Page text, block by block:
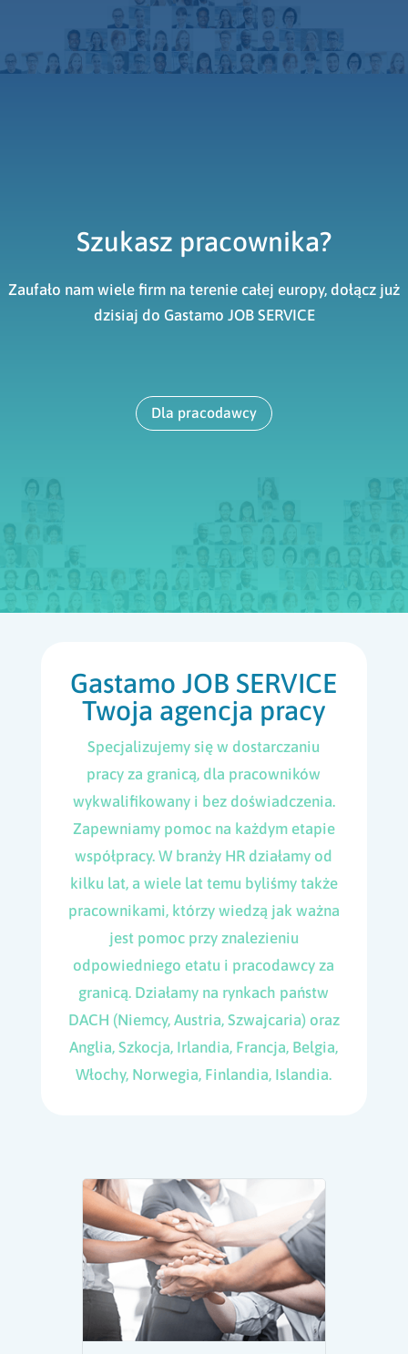
Szukasz pracownika?
Zaufało nam wiele firm na terenie całej europy, dołącz już
dzisiaj do Gastamo JOB SERVICE
Dla pracodawcy
Gastamo JOB SERVICE
Twoja agencja pracy
Specjalizujemy się w dostarczaniu
pracy za granicą, dla pracowników
wykwalifikowany i bez doświadczenia.
Zapewniamy pomoc na każdym etapie
współpracy. W branży HR działamy od
kilku lat, a wiele lat temu byliśmy także
pracownikami, którzy wiedzą jak ważna
jest pomoc przy znalezieniu
odpowiedniego etatu i pracodawcy za
granicą. Działamy na rynkach państw
DACH (Niemcy, Austria, Szwajcaria) oraz
Anglia, Szkocja, Irlandia, Francja, Belgia,
Włochy, Norwegia, Finlandia, Islandia.